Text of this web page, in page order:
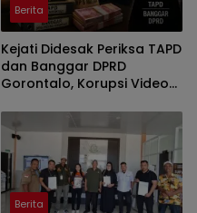
Berita
Kejati Didesak Periksa TAPD
dan Banggar DPRD
Gorontalo, Korupsi Video
Deprov
Berita